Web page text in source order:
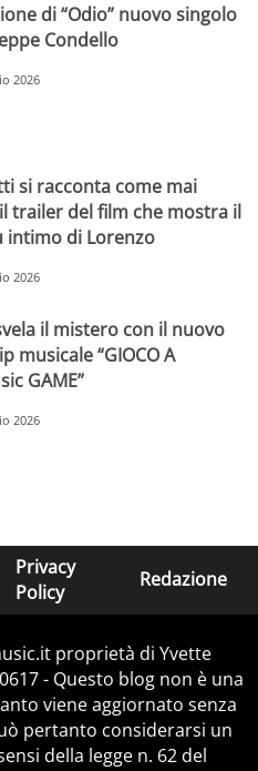
di “Odio” nuovo singolo
Condello
2026
si racconta come mai
trailer del film che mostra il
intimo di Lorenzo
2026
il mistero con il nuovo
musicale “GIOCO A
GAME”
2026
Privacy
Policy
Redazione
proprietà di Yvette
- Questo blog non è una
viene aggiornato senza
pertanto considerarsi un
della legge n. 62 del